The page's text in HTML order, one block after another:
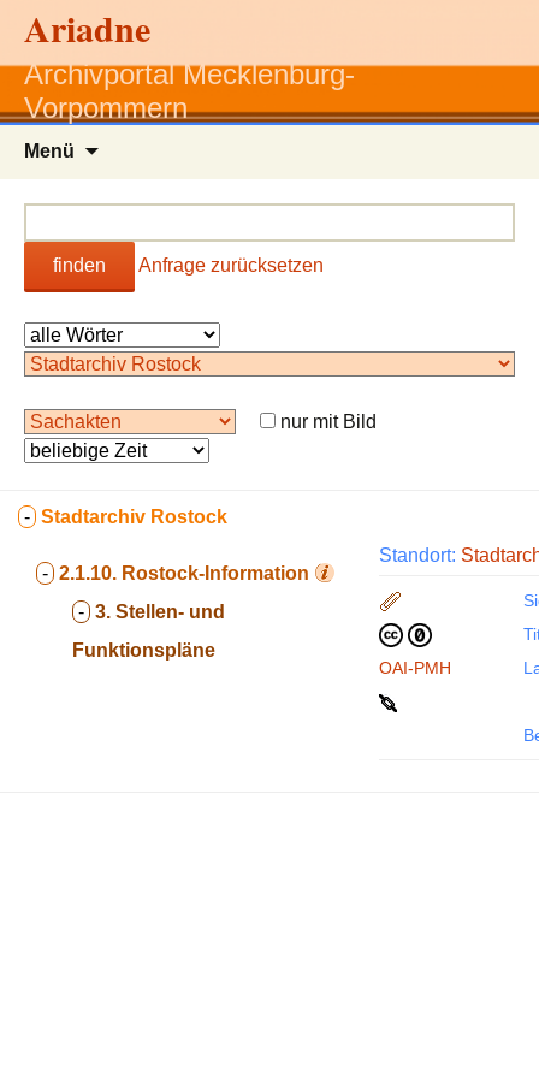
Ariadne
Archivportal Mecklenburg-
Vorpommern
Menü
finden Anfrage zurücksetzen
nur mit Bild
- Stadtarchiv Rostock
- 2.1.10. Rostock-Information
- 3. Stellen- und
Funktionspläne
Standort:
OAI-PMH